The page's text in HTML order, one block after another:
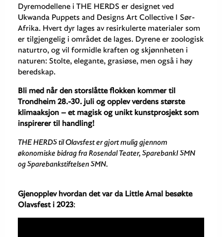
Dyremodellene i THE HERDS er designet ved
Ukwanda Puppets and Designs Art Collective I Sør-
Afrika. Hvert dyr lages av resirkulerte materialer som
er tilgjengelig i området de lages. Dyrene er zoologisk
naturtro, og vil formidle kraften og skjønnheten i
naturen: Stolte, elegante, grasiøse, men også i høy
beredskap.
Bli med når den storslåtte flokken kommer til
Trondheim 28.-30. juli og opplev verdens største
klimaaksjon – et magisk og unikt kunstprosjekt som
inspirerer til handling!
THE HERDS til Olavsfest er gjort mulig gjennom
økonomiske bidrag fra Rosendal Teater, Sparebank1 SMN
og Sparebankstiftelsen SMN.
Gjenopplev hvordan det var da Little Amal besøkte
Olavsfest i 2023: